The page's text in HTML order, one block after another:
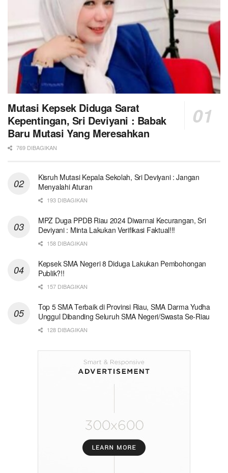
Mutasi Kepsek Diduga Sarat
Kepentingan, Sri Deviyani : Babak
Baru Mutasi Yang Meresahkan
769 DIBAGIKAN
Kisruh Mutasi Kepala Sekolah, Sri Deviyani : Jangan
Menyalahi Aturan
193 DIBAGIKAN
MPZ Duga PPDB Riau 2024 Diwarnai Kecurangan, Sri
Deviyani : Minta Lakukan Verifikasi Faktual!!!
158 DIBAGIKAN
Kepsek SMA Negeri 8 Diduga Lakukan Pembohongan
Publik?!!
157 DIBAGIKAN
Top 5 SMA Terbaik di Provinsi Riau, SMA Darma Yudha
Unggul Dibanding Seluruh SMA Negeri/Swasta Se-Riau
128 DIBAGIKAN